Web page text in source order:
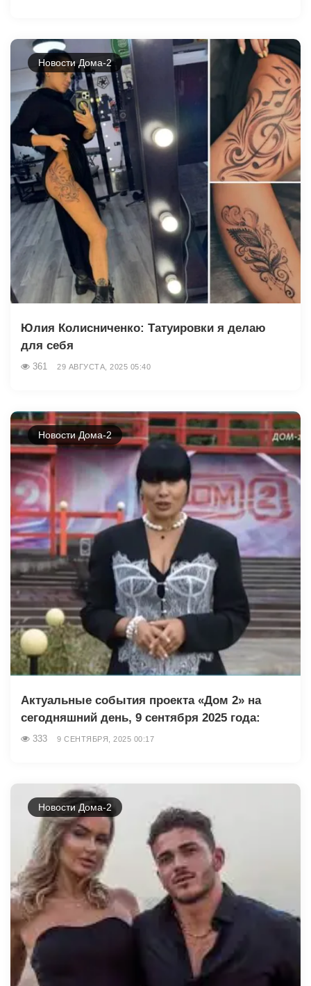
Новости Дома-2
Юлия Колисниченко: Татуировки я делаю
для себя
361 29 АВГУСТА, 2025 05:40
Новости Дома-2
Актуальные события проекта «Дом 2» на
сегодняшний день, 9 сентября 2025 года:
333 9 СЕНТЯБРЯ, 2025 00:17
Новости Дома-2